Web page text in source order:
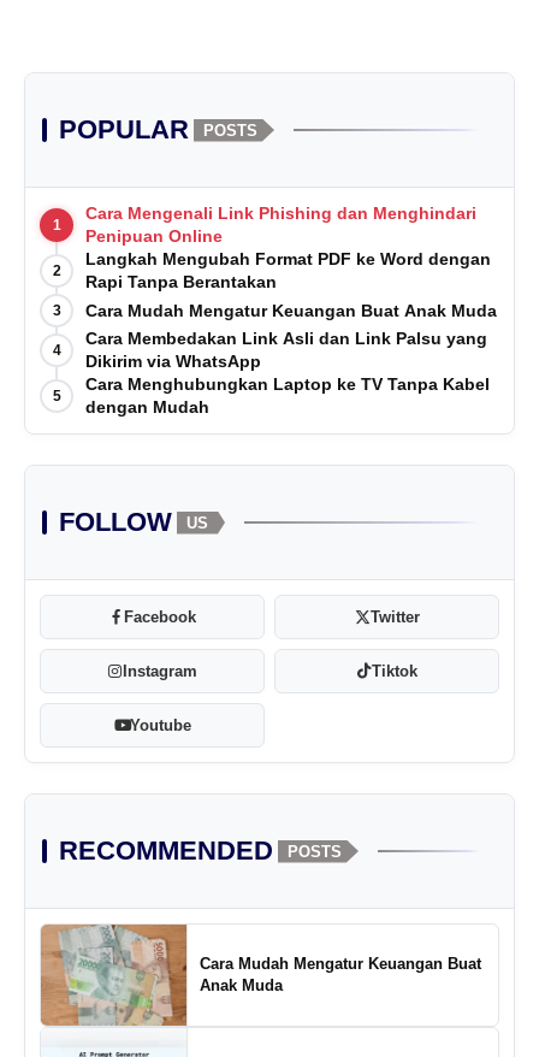
POPULAR POSTS
1
Cara Mengenali Link Phishing dan Menghindari
Penipuan Online
2
Langkah Mengubah Format PDF ke Word dengan
Rapi Tanpa Berantakan
3 Cara Mudah Mengatur Keuangan Buat Anak Muda
4
Cara Membedakan Link Asli dan Link Palsu yang
Dikirim via WhatsApp
5
Cara Menghubungkan Laptop ke TV Tanpa Kabel
dengan Mudah
FOLLOW US
Facebook Twitter
Instagram Tiktok
Youtube
RECOMMENDED POSTS
Cara Mudah Mengatur Keuangan Buat
Anak Muda